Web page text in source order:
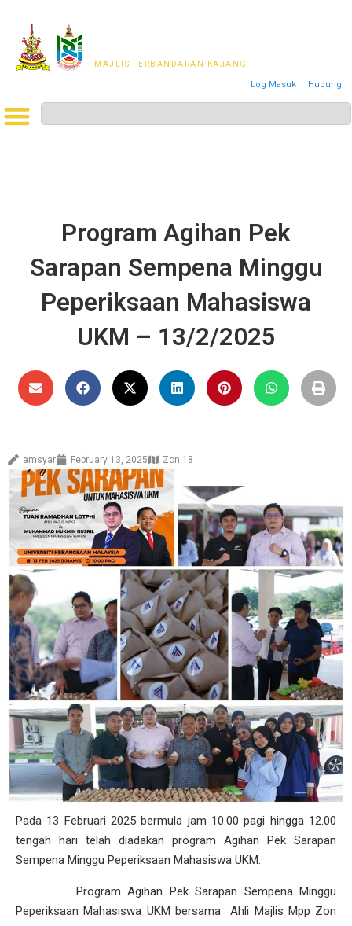
MAJLIS PERBANDARAN KAJANG
Log Masuk | Hubungi
Program Agihan Pek
Sarapan Sempena Minggu
Peperiksaan Mahasiswa
UKM – 13/2/2025
amsyar February 13, 2025 Zon 18
Pada 13 Februari 2025 bermula jam 10.00 pagi hingga 12.00
tengah hari telah diadakan program Agihan Pek Sarapan
Sempena Minggu Peperiksaan Mahasiswa UKM.
Program Agihan Pek Sarapan Sempena Minggu
Peperiksaan Mahasiswa UKM bersama Ahli Majlis Mpp Zon